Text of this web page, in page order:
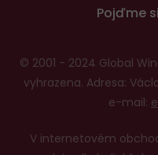
Pojďme
© 2001 - 2024 Global
vyhrazena. Adresa:
e-mail:
V internetovém